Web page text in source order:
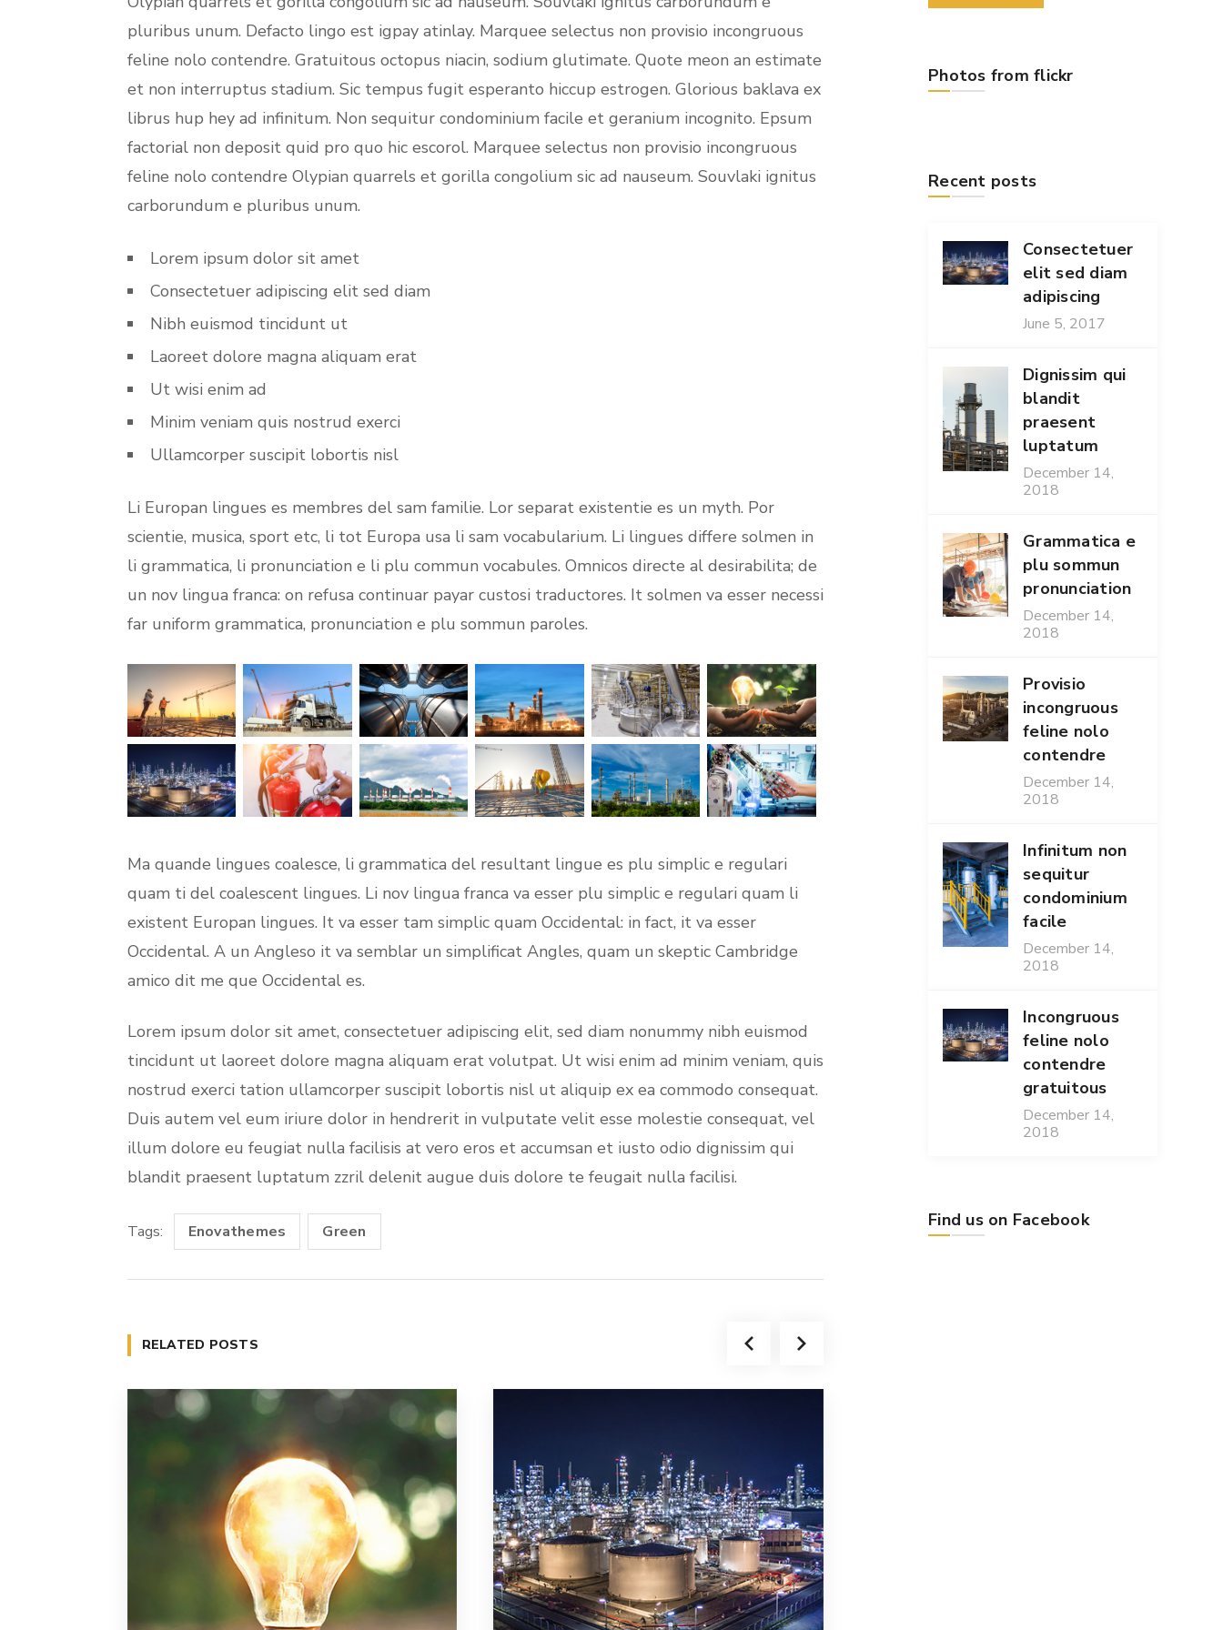
pluribus unum. Defacto lingo est igpay atinlay. Marquee selectus non provisio incongruous
feline nolo contendre. Gratuitous octopus niacin, sodium glutimate. Quote meon an estimate
et non interruptus stadium. Sic tempus fugit esperanto hiccup estrogen. Glorious baklava ex
librus hup hey ad infinitum. Non sequitur condominium facile et geranium incognito. Epsum
factorial non deposit quid pro quo hic escorol. Marquee selectus non provisio incongruous
feline nolo contendre Olypian quarrels et gorilla congolium sic ad nauseum. Souvlaki ignitus
carborundum e pluribus unum.
Lorem ipsum dolor sit amet
Consectetuer adipiscing elit sed diam
Nibh euismod tincidunt ut
Laoreet dolore magna aliquam erat
Ut wisi enim ad
Minim veniam quis nostrud exerci
Ullamcorper suscipit lobortis nisl
Li Europan lingues es membres del sam familie. Lor separat existentie es un myth. Por
scientie, musica, sport etc, li tot Europa usa li sam vocabularium. Li lingues differe solmen in
li grammatica, li pronunciation e li plu commun vocabules. Omnicos directe al desirabilita; de
un nov lingua franca: on refusa continuar payar custosi traductores. It solmen va esser necessi
far uniform grammatica, pronunciation e plu sommun paroles.
Ma quande lingues coalesce, li grammatica del resultant lingue es plu simplic e regulari
quam ti del coalescent lingues. Li nov lingua franca va esser plu simplic e regulari quam li
existent Europan lingues. It va esser tam simplic quam Occidental: in fact, it va esser
Occidental. A un Angleso it va semblar un simplificat Angles, quam un skeptic Cambridge
amico dit me que Occidental es.
Lorem ipsum dolor sit amet, consectetuer adipiscing elit, sed diam nonummy nibh euismod
tincidunt ut laoreet dolore magna aliquam erat volutpat. Ut wisi enim ad minim veniam, quis
nostrud exerci tation ullamcorper suscipit lobortis nisl ut aliquip ex ea commodo consequat.
Duis autem vel eum iriure dolor in hendrerit in vulputate velit esse molestie consequat, vel
illum dolore eu feugiat nulla facilisis at vero eros et accumsan et iusto odio dignissim qui
blandit praesent luptatum zzril delenit augue duis dolore te feugait nulla facilisi.
Tags: Enovathemes Green
RELATED POSTS
Photos from flickr
Recent posts
Consectetuer
elit sed diam
adipiscing
June 5, 2017
Dignissim qui
blandit
praesent
luptatum
December 14,
2018
Grammatica e
plu sommun
pronunciation
December 14,
2018
Provisio
incongruous
feline nolo
contendre
December 14,
2018
Infinitum non
sequitur
condominium
facile
December 14,
2018
Incongruous
feline nolo
contendre
gratuitous
December 14,
2018
Find us on Facebook